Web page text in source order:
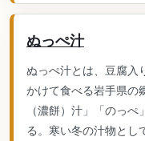
ぬっぺ汁
ぬっぺ汁とは、豆腐入
かけて食べる岩手県の
（濃餅）汁」「のっ
る。寒い冬の汁物とし